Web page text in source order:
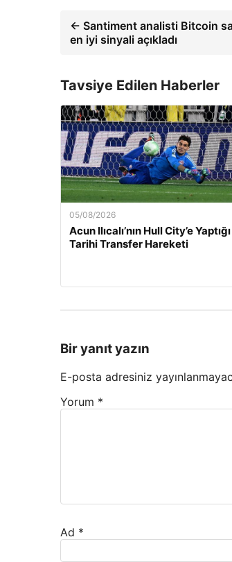
← Santiment analisti Bitcoin
en iyi sinyali açıkladı
Tavsiye Edilen Haberler
05/08/2026
Acun Ilıcalı’nın Hull City’e Yaptığı
Tarihi Transfer Hareketi
Bir yanıt yazın
E-posta adresiniz
Yorum *
Ad *